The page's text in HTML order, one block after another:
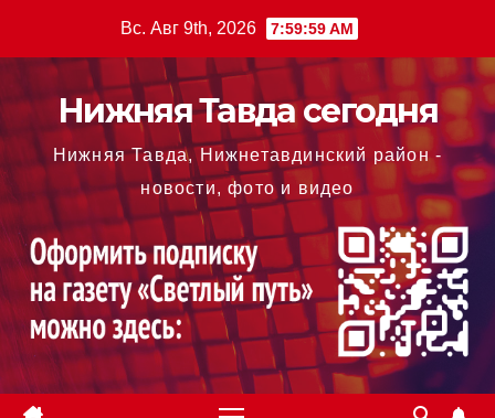
содержимому
Вс. Авг 9th, 2026 8:00:00 AM
Нижняя Тавда сегодня
Нижняя Тавда, Нижнетавдинский район -
новости, фото и видео